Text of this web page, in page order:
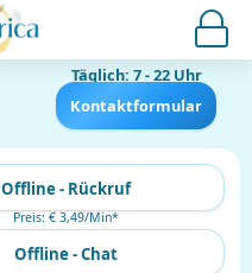
Täglich: 7 - 22 Uhr
Kontaktformular
Offline - Rückruf
Preis: € 3,49/Min*
Offline - Chat